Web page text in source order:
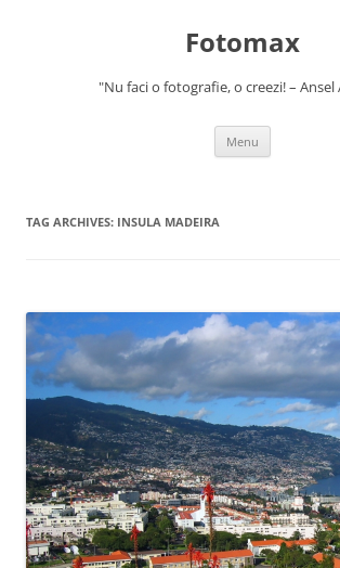
Fotomax
"Nu faci o fotografie, o creezi! – Ansel
Menu
TAG ARCHIVES: INSULA MADEIRA